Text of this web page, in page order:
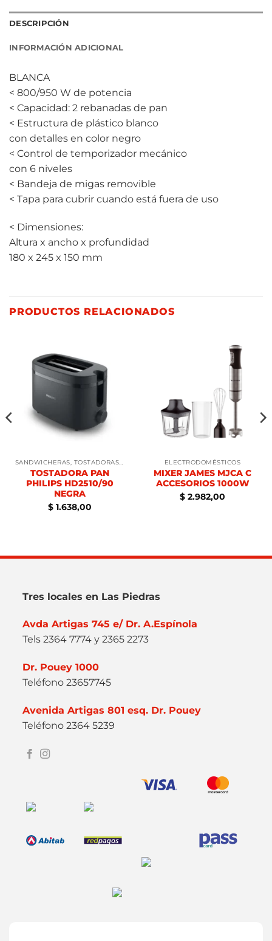
DESCRIPCIÓN
INFORMACIÓN ADICIONAL
BLANCA
< 800/950 W de potencia
< Capacidad: 2 rebanadas de pan
< Estructura de plástico blanco
con detalles en color negro
< Control de temporizador mecánico
con 6 niveles
< Bandeja de migas removible
< Tapa para cubrir cuando está fuera de uso
< Dimensiones:
Altura x ancho x profundidad
180 x 245 x 150 mm
PRODUCTOS RELACIONADOS
SANDWICHERAS, TOSTADORAS, WAFLERAS
TOSTADORA PAN
PHILIPS HD2510/90
NEGRA
$1.638,00
ELECTRODOMÉSTICOS
MIXER JAMES MJCA C
ACCESORIOS 1000W
$ 2.982,00
Tres locales en Las Piedras
Avda Artigas 745 e/ Dr. A.Espínola
Tels 2364 7774 y 2365 2273
Dr. Pouey 1000
Teléfono 23657745
Avenida Artigas 801 esq. Dr. Pouey
Teléfono 2364 5239